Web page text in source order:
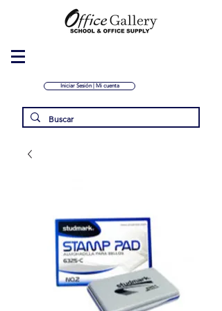
Iniciar Sesión | Mi cuenta